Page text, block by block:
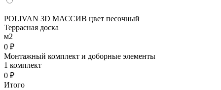
POLIVAN 3D МАССИВ цвет песочный
Террасная доска
м2
0 ₽
Монтажный комплект и доборные элементы
1 комплект
0 ₽
Итого